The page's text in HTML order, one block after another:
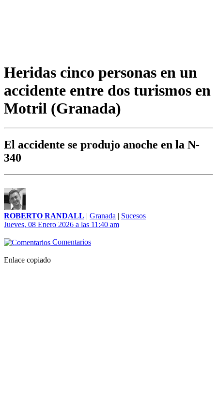
Heridas cinco personas en un
accidente entre dos turismos en
Motril (Granada)
El accidente se produjo anoche en la N-
340
ROBERTO RANDALL | Granada | Sucesos
Jueves, 08 Enero 2026 a las 11:40 am
Comentarios
Enlace copiado